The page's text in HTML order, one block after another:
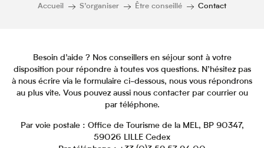
Accueil S’organiser Être conseillé Contact
Besoin d’aide ? Nos conseillers en séjour sont à votre
disposition pour répondre à toutes vos questions. N’hésitez pas
à nous écrire via le formulaire ci-dessous, nous vous répondrons
au plus vite. Vous pouvez aussi nous contacter par courrier ou
par téléphone.
Par voie postale : Office de Tourisme de la MEL, BP 90347,
59026 LILLE Cedex